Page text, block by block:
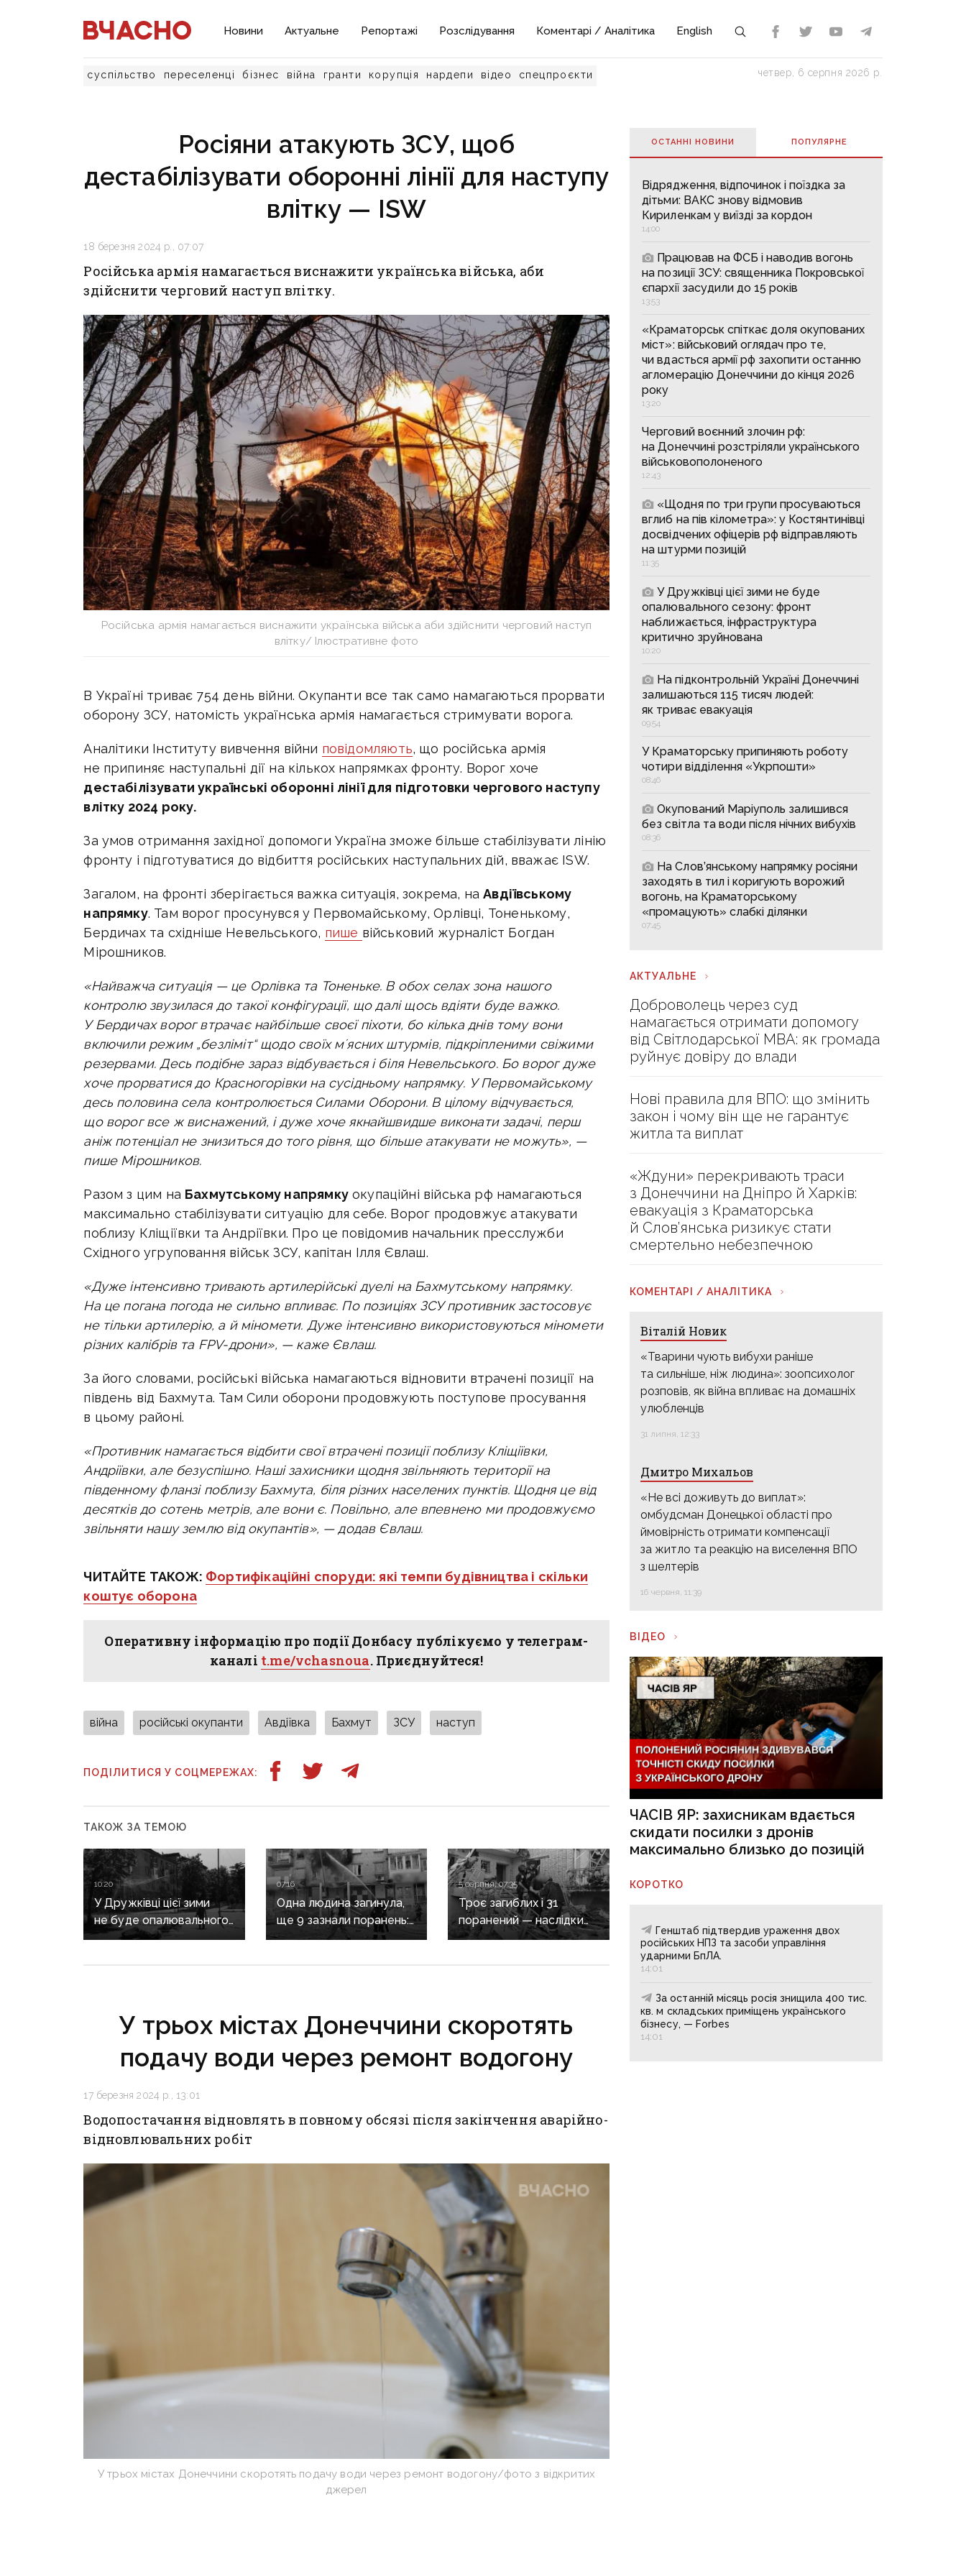
Новини Актуальне Репортажі Розслідування Коментарі / Аналітика English
суспільство переселенці бізнес війна гранти корупція нардепи відео спецпроєкти четвер, 6 серпня 2026 р.
Росіяни атакують ЗСУ, щоб
дестабілізувати оборонні лінії для наступу
влітку — ISW
18 березня 2024 р., 07:07
Російська армія намагається виснажити українська війська, аби
здійснити черговий наступ влітку.
Російська армія намагається виснажити українська війська аби здійснити черговий наступ
влітку/ Ілюстративне фото
В Україні триває 754 день війни. Окупанти все так само намагаються прорвати
оборону ЗСУ, натомість українська армія намагається стримувати ворога.
Аналітики Інституту вивчення війни повідомляють, що російська армія
не припиняє наступальні дії на кількох напрямках фронту. Ворог хоче
дестабілізувати українські оборонні лінії для підготовки чергового наступу
влітку 2024 року.
За умов отримання західної допомоги Україна зможе більше стабілізувати лінію
фронту і підготуватися до відбиття російських наступальних дій, вважає ISW.
Загалом, на фронті зберігається важка ситуація, зокрема, наАвдіївському
напрямку. Там ворог просунувся у Первомайському, Орлівці, Тоненькому,
Бердичах та східніше Невельського, пише військовий журналіст Богдан
Мірошников.
«Найважча ситуація — це Орлівка та Тоненьке. В обох селах зона нашого
контролю звузилася до такої конфігурації, що далі щось вдіяти буде важко.
У Бердичах ворог втрачає найбільше своєї піхоти, бо кілька днів тому вони
включили режим „безліміт“ щодо своїх мʼясних штурмів, підкріпленими свіжими
резервами.Десь подібне зараз відбувається і біля Невельського. Бо ворог дуже
хоче прорватися до Красногорівки на сусідньому напрямку. У Первомайському
десь половина села контролюється Силами Оборони. В цілому відчувається,
що ворог все ж виснажений, і дуже хоче якнайшвидше виконати задачі, перш
аніж потенціал не знизиться до того рівня, що більше атакувати не можуть», —
пише Мірошников.
Разом з цим на Бахмутському напрямкуокупаційні війська рф намагаються
максимально стабілізувати ситуацію для себе. Ворог продовжує атакувати
поблизу Кліщіївки та Андріївки. Про це повідомив начальник пресслужби
Східного угруповання військ ЗСУ, капітан Ілля Євлаш.
«Дуже інтенсивно тривають артилерійські дуелі на Бахмутському напрямку.
На це погана погода не сильно впливає. По позиціях ЗСУ противник застосовує
не тільки артилерію, а й міномети. Дуже інтенсивно використовуються міномети
різних калібрів та FPV-дрони», — каже Євлаш.
За його словами, російські війська намагаються відновити втрачені позиції на
південь від Бахмута. Там Сили оборони продовжують поступове просування
в цьому районі.
«Противник намагається відбити свої втрачені позиції поблизу Кліщіївки,
Андріївки, але безуспішно. Наші захисники щодня звільняють території на
південному фланзі поблизу Бахмута, біля різних населених пунктів. Щодня це від
десятків до сотень метрів, але вони є. Повільно, але впевнено ми продовжуємо
звільняти нашу землю від окупантів», — додав Євлаш.
ЧИТАЙТЕ ТАКОЖ: Фортифікаційні споруди: які темпи будівництва і скільки
коштує оборона
Оперативну інформацію про події Донбасу публікуємо у телеграм-
каналі t.me/vchasnoua. Приєднуйтеся!
війна російські окупанти Авдіївка Бахмут ЗСУ наступ
ПОДІЛИТИСЯ У СОЦМЕРЕЖАХ:
ТАКОЖ ЗА ТЕМОЮ
10:20
У Дружківці цієї зими
не буде опалювального
сезону: фронт
07:16
Одна людина загинула,
ще 9 зазнали поранень:
воєнні злочини
5 серпня, 07:35
Троє загиблих і 31
поранений — наслідки
масованих обстрілів
У трьох містах Донеччини скоротять
подачу води через ремонт водогону
17 березня 2024 р., 13:01
Водопостачання відновлять в повному обсязі після закінчення аварійно-
відновлювальних робіт
У трьох містах Донеччини скоротять подачу води через ремонт водогону/фото з відкритих
джерел
ОСТАННІ НОВИНИ ПОПУЛЯРНE
Відрядження, відпочинок і поїздка за
дітьми: ВАКС знову відмовив
Кириленкам у виїзді за кордон
14:00
Працював на ФСБ і наводив вогонь
на позиції ЗСУ: священника Покровської
єпархії засудили до 15 років
13:53
«Краматорськ спіткає доля окупованих
міст»: військовий оглядач про те,
чи вдасться армії рф захопити останню
агломерацію Донеччини до кінця 2026
року
13:20
Черговий воєнний злочин рф:
на Донеччині розстріляли українського
військовополоненого
12:43
«Щодня по три групи просуваються
вглиб на пів кілометра»: у Костянтинівці
досвідчених офіцерів рф відправляють
на штурми позицій
11:35
У Дружківці цієї зими не буде
опалювального сезону: фронт
наближається, інфраструктура
критично зруйнована
10:20
На підконтрольній Україні Донеччині
залишаються 115 тисяч людей:
як триває евакуація
09:54
У Краматорську припиняють роботу
чотири відділення «Укрпошти»
08:46
Окупований Маріуполь залишився
без світла та води після нічних вибухів
08:36
На Слов’янському напрямку росіяни
заходять в тил і коригують ворожий
вогонь, на Краматорському
«промацують» слабкі ділянки
07:45
АКТУАЛЬНЕ
Доброволець через суд
намагається отримати допомогу
від Світлодарської МВА: як громада
руйнує довіру до влади
Нові правила для ВПО: що змінить
закон і чому він ще не гарантує
житла та виплат
«Ждуни» перекривають траси
з Донеччини на Дніпро й Харків:
евакуація з Краматорська
й Слов’янська ризикує стати
смертельно небезпечною
КОМЕНТАРІ / АНАЛІТИКА
Віталій Новик
«Тварини чують вибухи раніше
та сильніше, ніж людина»: зоопсихолог
розповів, як війна впливає на домашніх
улюбленців
31 липня, 12:33
Дмитро Михальов
«Не всі доживуть до виплат»:
омбудсман Донецької області про
ймовірність отримати компенсації
за житло та реакцію на виселення ВПО
з шелтерів
16 червня, 11:39
ВІДЕО
ЧАСІВ ЯР: захисникам вдається
скидати посилки з дронів
максимально близько до позицій
КОРОТКО
Генштаб підтвердив ураження двох
російських НПЗ та засоби управління
ударними БпЛА.
14:01
За останній місяць росія знищила 400 тис.
кв. м складських приміщень українського
бізнесу, — Forbes
14:01